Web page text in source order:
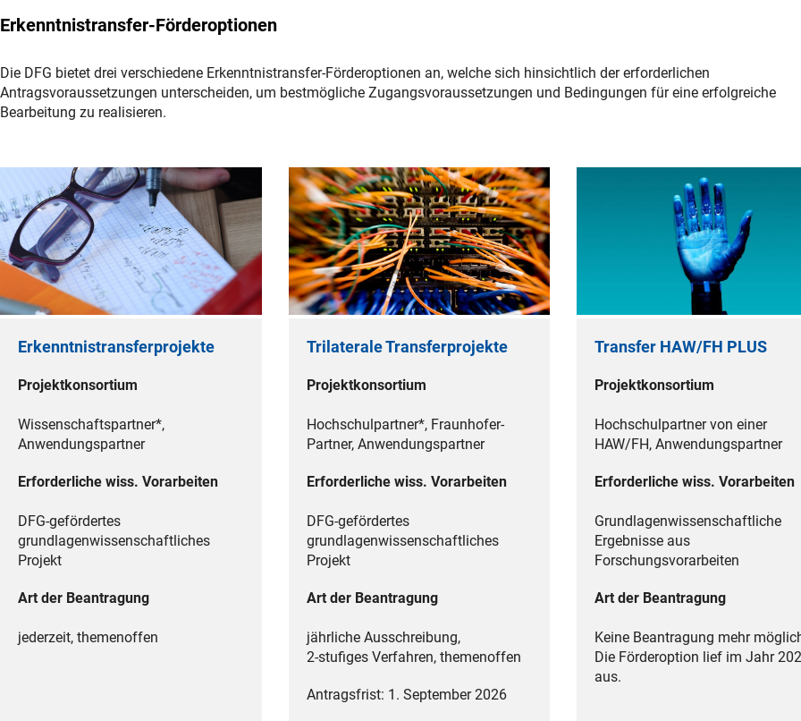
Erkenntnistransfer-Förderoptionen
Die DFG bietet drei verschiedene Erkenntnistransfer-Förderoptionen an, welche sich hinsichtlich der erforderlichen
Antragsvoraussetzungen unterscheiden, um bestmögliche Zugangsvoraussetzungen und Bedingungen für eine erfolgreiche
Bearbeitung zu realisieren.
Erkenntnistransferprojekte
Projektkonsortium
Wissenschaftspartner*,
Anwendungspartner
Erforderliche wiss. Vorarbeiten
DFG-gefördertes
grundlagenwissenschaftliches
Projekt
Art der Beantragung
jederzeit, themenoffen
Trilaterale Transferprojekte
Projektkonsortium
Hochschulpartner*, Fraunhofer-
Partner, Anwendungspartner
Erforderliche wiss. Vorarbeiten
DFG-gefördertes
grundlagenwissenschaftliches
Projekt
Art der Beantragung
jährliche Ausschreibung,
2-stufiges Verfahren, themenoffen
Antragsfrist: 1. September 2026
Transfer HAW/FH PLUS
Projektkonsortium
Hochschulpartner von einer
HAW/FH, Anwendungspartner
Erforderliche wiss. Vorarbeiten
Grundlagenwissenschaftliche
Ergebnisse aus
Forschungsvorarbeiten
Art der Beantragung
Keine Beantragung mehr
Die Förderoption lief im Jahr
aus.